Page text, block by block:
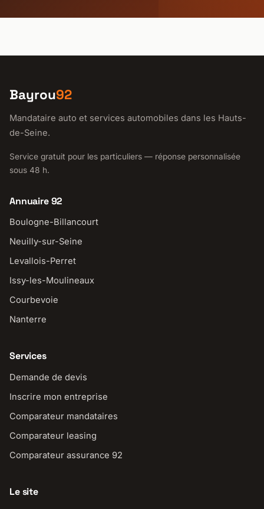
Bayrou92
Mandataire auto et services automobiles dans les Hauts-
de-Seine.
Service gratuit pour les particuliers — réponse personnalisée
sous 48 h.
Annuaire 92
Boulogne-Billancourt
Neuilly-sur-Seine
Levallois-Perret
Issy-les-Moulineaux
Courbevoie
Nanterre
Services
Demande de devis
Inscrire mon entreprise
Comparateur mandataires
Comparateur leasing
Comparateur assurance 92
Le site